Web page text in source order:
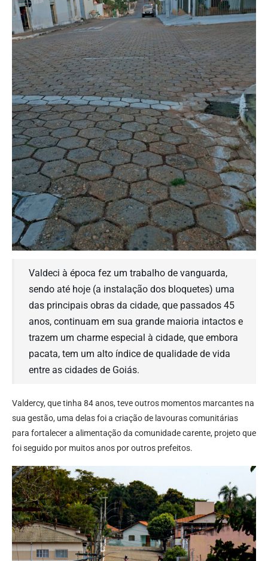
Valdeci à época fez um trabalho de vanguarda,
sendo até hoje (a instalação dos bloquetes) uma
das principais obras da cidade, que passados 45
anos, continuam em sua grande maioria intactos e
trazem um charme especial à cidade, que embora
pacata, tem um alto índice de qualidade de vida
entre as cidades de Goiás.
Valdercy, que tinha 84 anos, teve outros momentos marcantes na
sua gestão, uma delas foi a criação de lavouras comunitárias
para fortalecer a alimentação da comunidade carente, projeto que
foi seguido por muitos anos por outros prefeitos.